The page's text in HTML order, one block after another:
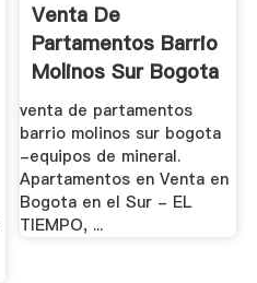
Venta De
Partamentos Barrio
Molinos Sur Bogota
.
venta de partamentos
barrio molinos sur bogota
-equipos de mineral.
Apartamentos en Venta en
Bogota en el Sur - EL
TIEMPO, ...